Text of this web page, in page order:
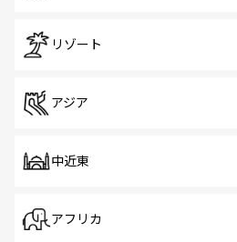
リゾート
アジア
中近東
アフリカ